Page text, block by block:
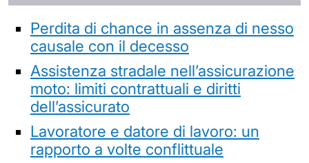
Perdita di chance in assenza di nesso
causale con il decesso
Assistenza stradale nell’assicurazione
moto: limiti contrattuali e diritti
dell’assicurato
Lavoratore e datore di lavoro: un
rapporto a volte conflittuale